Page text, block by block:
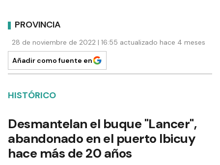
PROVINCIA
28 de noviembre de 2022 | 16:55 actualizado hace 4 meses
Añadir como fuente en
HISTÓRICO
Desmantelan el buque "Lancer",
abandonado en el puerto Ibicuy
hace más de 20 años